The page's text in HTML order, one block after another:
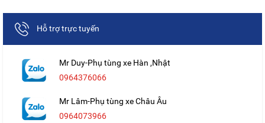
Hỗ trợ trực tuyến
Mr Duy-Phụ tùng xe Hàn ,Nhật
0964376066
Mr Lâm-Phụ tùng xe Châu Âu
0964073966